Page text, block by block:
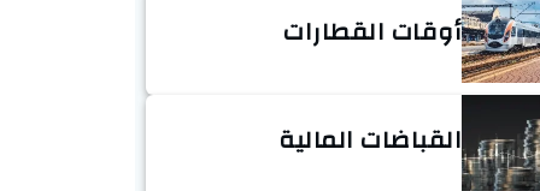
أوقات القطارات
القباضات المالية